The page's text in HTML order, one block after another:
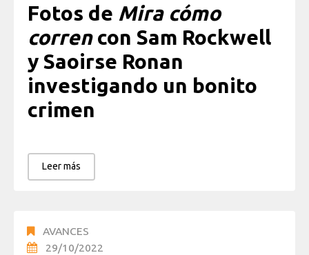
Fotos de Mira cómo
correncon Sam Rockwell
y Saoirse Ronan
investigando un bonito
crimen
Leer más
AVANCES
29/10/2022